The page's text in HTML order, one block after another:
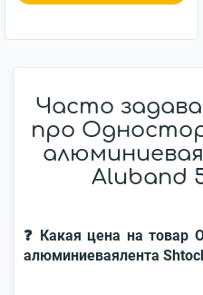
Часто
про
Aluband
❓ Какая цена на товар
алюминиеваялента